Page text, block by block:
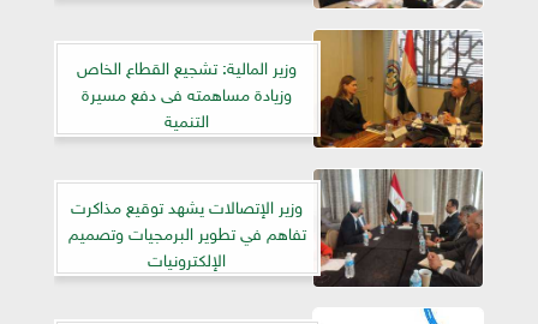
وزير المالية: تشجيع القطاع الخاص
وزيادة مساهمته فى دفع مسيرة
التنمية
وزير الإتصالات يشهد توقيع مذاكرت
تفاهم في تطوير البرمجيات وتصميم
الإلكترونيات